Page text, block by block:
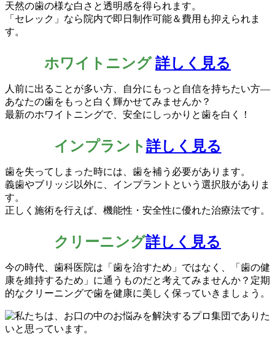
天然の歯の様な白さと透明感を得られます。
「セレック」なら院内で即日制作可能＆費用も抑えられま
す。
ホワイトニング詳しく見る
人前に出ることが多い方、自分にもっと自信を持ちたい方―
あなたの歯をもっと白く輝かせてみませんか？
最新のホワイトニングで、安全にしっかりと歯を白く！
インプラント詳しく見る
歯を失ってしまった時には、歯を補う必要があります。
義歯やブリッジ以外に、インプラントという選択肢がありま
す。
正しく施術を行えば、機能性・安全性に優れた治療法です。
クリーニング詳しく見る
今の時代、歯科医院は「歯を治すため」ではなく、「歯の健
康を維持するため」に通うものだと考えてみませんか？定期
的なクリーニングで歯を健康に美しく保っていきましょう。